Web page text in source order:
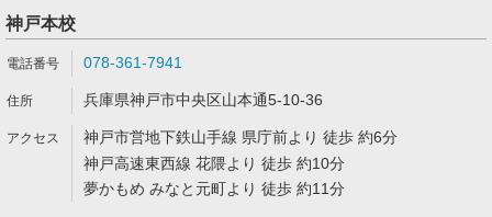
神戸本校
078-361-7941
兵庫県神戸市中央区山本通5-10-36
神戸市営地下鉄山手線 県庁前より 徒歩 約6分
神戸高速東西線 花隈より 徒歩 約10分
夢かもめ みなと元町より 徒歩 約11分